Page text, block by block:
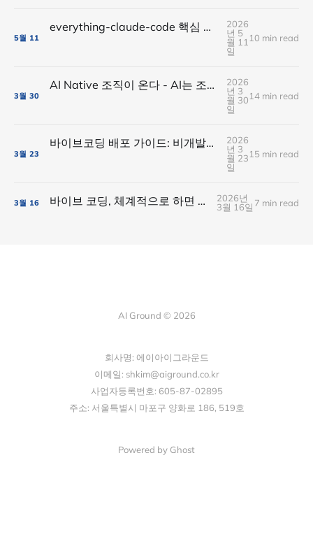
5월 11
everything-claude-code 핵심 가이드 : Claude Code 설정 3가지 비밀
2026
년 5
월 11
일
10 min read
3월 30
AI Native 조직이 온다 - AI는 조직과 일하는 방식을 어떻게 바꾸고 있는가?
2026
년 3
월 30
일
14 min read
3월 23
바이브코딩 배포 가이드: 비개발자도 Firebase, Supabase로 앱 공개하기
2026
년 3
월 23
일
15 min read
3월 16 바이브 코딩, 체계적으로 하면 3배 빨라집니다
2026년
3월 16일 7 min read
AI Ground © 2026
회사명: 에이아이그라운드
이메일: shkim@aiground.co.kr
사업자등록번호: 605-87-02895
주소: 서울특별시 마포구 양화로 186, 519호
Powered by Ghost